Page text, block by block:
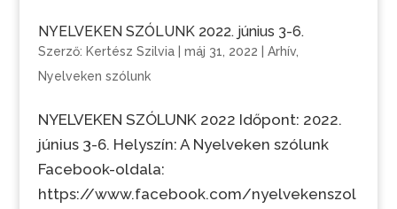
NYELVEKEN SZÓLUNK 2022. június 3-6.
Szerző: Kertész Szilvia| máj 31, 2022 Arhív,
Nyelveken szólunk
NYELVEKEN SZÓLUNK 2022 Időpont: 2022.
június 3-6. Helyszín: A Nyelveken szólunk
Facebook-oldala:
https://www.facebook.com/nyelvekenszol